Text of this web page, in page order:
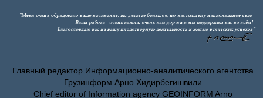
Главный редактор Информационно-аналитического агентства
Грузинформ Арно Хидирбегишвили
Chief editor of Information agency GEOINFORM Arno